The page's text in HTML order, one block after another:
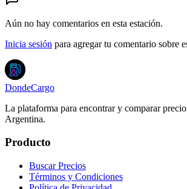
Aún no hay comentarios en esta estación.
Inicia sesión para agregar tu comentario sobre
DondeCargo
La plataforma para encontrar y comparar
Argentina.
Producto
Buscar Precios
Términos y Condiciones